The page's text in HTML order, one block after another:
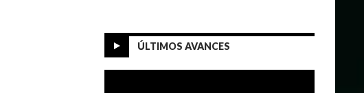
ÚLTIMOS AVANCES